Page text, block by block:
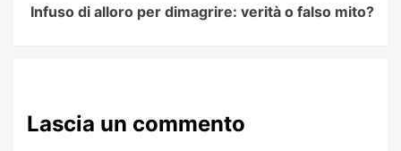
Infuso di alloro per dimagrire: verità o falso mito?
Lascia un commento